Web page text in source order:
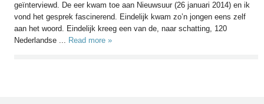
geïnterviewd. De eer kwam toe aan Nieuwsuur (26 januari 2014) en ik
vond het gesprek fascinerend. Eindelijk kwam zo’n jongen eens zelf
aan het woord. Eindelijk kreeg een van de, naar schatting, 120
Nederlandse ... Read more »